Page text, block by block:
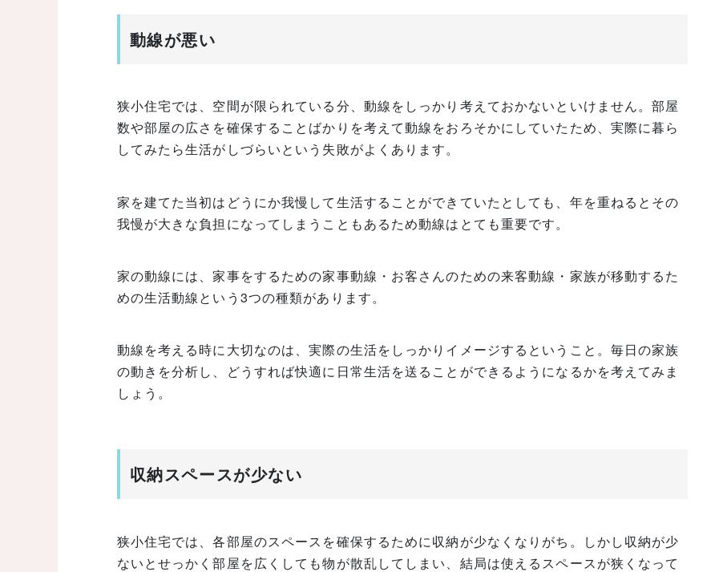
動線が悪い
狭小住宅では、空間が限られている分、動線をしっかり考えておかないといけません。部屋
数や部屋の広さを確保することばかりを考えて動線をおろそかにしていたため、実際に暮ら
してみたら生活がしづらいという失敗がよくあります。
家を建てた当初はどうにか我慢して生活することができていたとしても、年を重ねるとその
我慢が大きな負担になってしまうこともあるため動線はとても重要です。
家の動線には、家事をするための家事動線・お客さんのための来客動線・家族が移動するた
めの生活動線という3つの種類があります。
動線を考える時に大切なのは、実際の生活をしっかりイメージするということ。毎日の家族
の動きを分析し、どうすれば快適に日常生活を送ることができるようになるかを考えてみま
しょう。
収納スペースが少ない
狭小住宅では、各部屋のスペースを確保するために収納が少なくなりがち。しかし収納が少
ないとせっかく部屋を広くしても物が散乱してしまい、結局は使えるスペースが狭くなって